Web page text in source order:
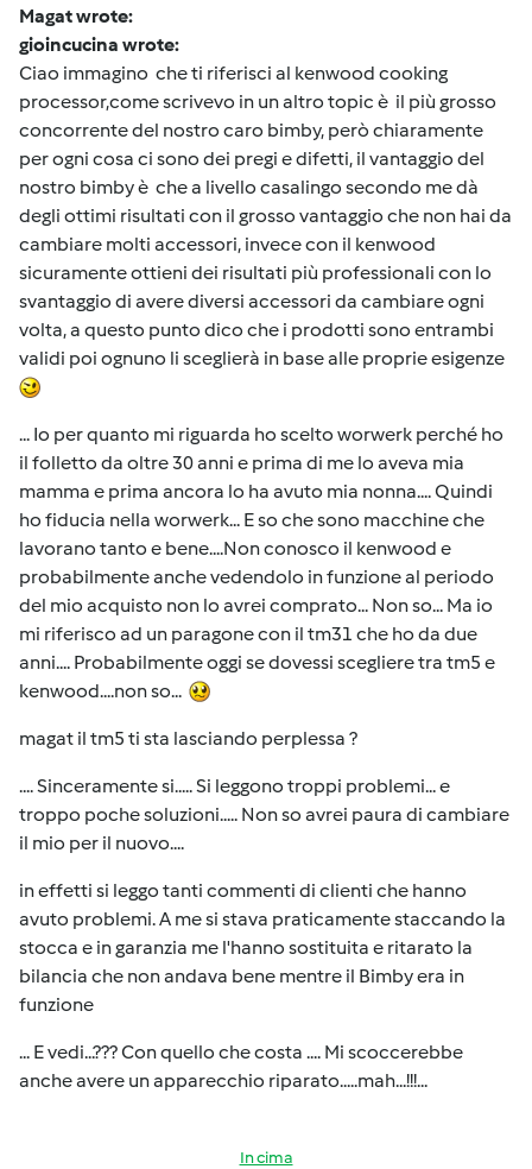
Magat wrote:
gioincucina wrote:
Ciao immagino che ti riferisci al kenwood cooking
processor,come scrivevo in un altro topic è il più grosso
concorrente del nostro caro bimby, però chiaramente
per ogni cosa ci sono dei pregi e difetti, il vantaggio del
nostro bimby è che a livello casalingo secondo me dà
degli ottimi risultati con il grosso vantaggio che non hai da
cambiare molti accessori, invece con il kenwood
sicuramente ottieni dei risultati più professionali con lo
svantaggio di avere diversi accessori da cambiare ogni
volta, a questo punto dico che i prodotti sono entrambi
validi poi ognuno li sceglierà in base alle proprie esigenze
... Io per quanto mi riguarda ho scelto worwerk perché ho
il folletto da oltre 30 anni e prima di me lo aveva mia
mamma e prima ancora lo ha avuto mia nonna.... Quindi
ho fiducia nella worwerk... E so che sono macchine che
lavorano tanto e bene....Non conosco il kenwood e
probabilmente anche vedendolo in funzione al periodo
del mio acquisto non lo avrei comprato... Non so... Ma io
mi riferisco ad un paragone con il tm31 che ho da due
anni.... Probabilmente oggi se dovessi scegliere tra tm5 e
kenwood....non so...
magat il tm5 ti sta lasciando perplessa ?
.... Sinceramente si..... Si leggono troppi problemi... e
troppo poche soluzioni..... Non so avrei paura di cambiare
il mio per il nuovo....
in effetti si leggo tanti commenti di clienti che hanno
avuto problemi. A me si stava praticamente staccando la
stocca e in garanzia me l'hanno sostituita e ritarato la
bilancia che non andava bene mentre il Bimby era in
funzione
... E vedi...??? Con quello che costa .... Mi scoccerebbe
anche avere un apparecchio riparato.....mah...!!!...
In cima